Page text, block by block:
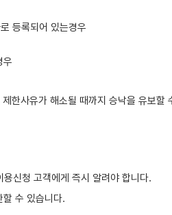
등록되어 있는경우
우
한사유가 해소될 때까지 승낙을 유보할
신청 고객에게 즉시 알려야 합니다.
수 있습니다.